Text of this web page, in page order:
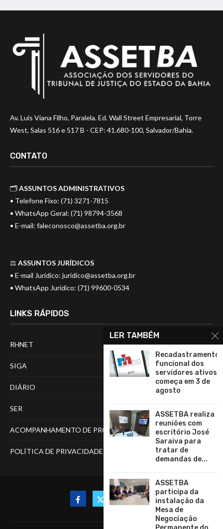
Av. Luis Viana Filho, Paralela. Ed. Wall Street Empresarial, Torre
West, Salas 516 e 517 B - CEP: 41.680-100, Salvador/Bahia.
CONTATO
🗂️ASSUNTOS ADMINISTRATIVOS
• Telefone Fixo: (71) 3271-7815
• WhatsApp Geral: (71) 98794-3568
• E-mail: faleconosco@assetba.org.br
⚖️ ASSUNTOS JURÍDICOS
• E-mail Jurídico: juridico@assetba.org.br
• WhatsApp Jurídico: (71) 99600-0534
LINKS RÁPIDOS
RHNET
SIGA
DIÁRIO
SER
ACOMPANHAMENTO DE PROCESSOS
POLÍTICA DE PRIVACIDADE
LER TAMBÉM
Recadastramento
funcional dos
servidores ativos
começa em 3 de
agosto
ASSETBA realiza
reuniões com
escritório José
Saraiva para
tratar de
demandas de...
ASSETBA
participa da
instalação da
Mesa de
Negociação